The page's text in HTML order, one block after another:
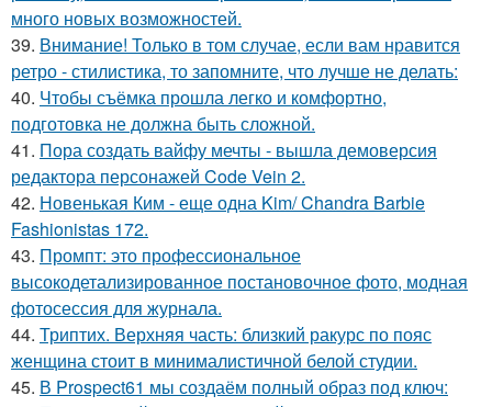
много новых возможностей.
39. Внимание! Только в том случае, если вам нравится
ретро - стилистика, то запомните, что лучше не делать:
40. Чтобы съёмка прошла легко и комфортно,
подготовка не должна быть сложной.
41. Пора создать вайфу мечты - вышла демоверсия
редактора персонажей Code Vein 2.
42. Новенькая Ким - еще одна Kim/ Chandra Barbie
Fashionistas 172.
43. Промпт: это профессиональное
высокодетализированное постановочное фото, модная
фотосессия для журнала.
44. Триптих. Верхняя часть: близкий ракурс по пояс
женщина стоит в минималистичной белой студии.
45. В Prospect61 мы создаём полный образ под ключ: